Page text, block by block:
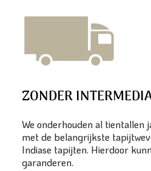
ZONDER
We onderhouden al tientallen
met de belangrijkste
Indiase tapijten. Hierdoor
garanderen.